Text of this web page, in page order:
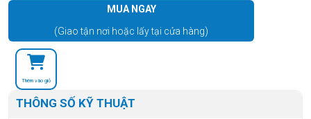
MUA NGAY
(Giao tận nơi hoặc lấy tại cửa hàng)
Thêm vào giỏ
THÔNG SỐ KỸ THUẬT